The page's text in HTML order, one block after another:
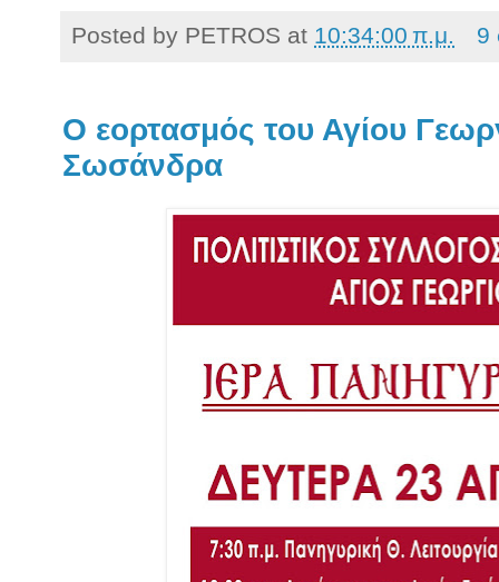
Posted by PETROS at 10:34:00 π.μ. 9
Ο εορτασμός του Αγίου
Σωσάνδρα